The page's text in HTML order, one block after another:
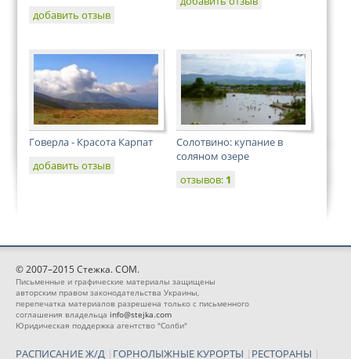
добавить отзыв
Говерла - Красота Карпат
добавить отзыв
Солотвино: купание в
соляном озере
отзывов: 1
© 2007–2015 Стежка. COM.
Письменные и графические материалы защищены
авторским правом законодательства Украины,
перепечатка материалов разрешена только с письменного
соглашения владельца info@stejka.com
Юридическая поддержка агентство "Солби"
РАСПИСАНИЕ Ж/Д | ГОРНОЛЫЖНЫЕ КУРОРТЫ | РЕСТОРАНЫ |